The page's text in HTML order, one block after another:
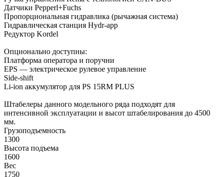
Датчики Pepperl+Fuchs
Пропорциональная гидравлика (рычажная система)
Гидравлическая станция Hydr-app
Редуктор Kordel
Опционально доступны:
Платформа оператора и поручни
EPS — электрическое рулевое управление
Side-shift
Li-ion аккумулятор для PS 15RM PLUS
Штабелеры данного модельного ряда подходят для
интенсивной эксплуатации и высот штабелирования до 4500
мм.
Грузоподъемность
1300
Высота подъема
1600
Вес
1750